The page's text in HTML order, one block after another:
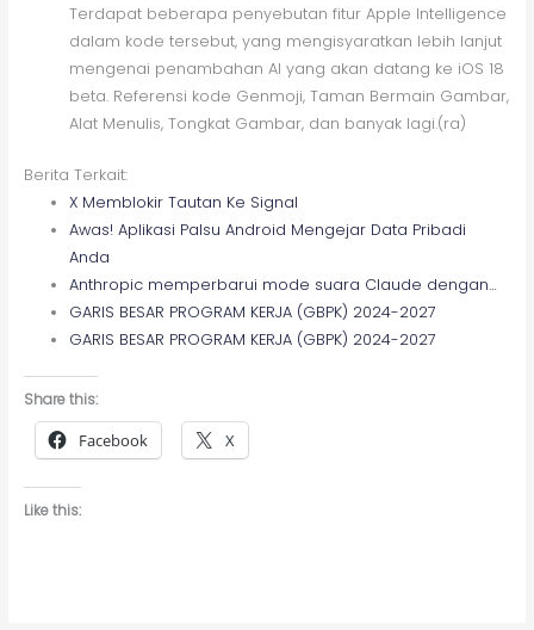
Terdapat beberapa penyebutan fitur Apple Intelligence
dalam kode tersebut, yang mengisyaratkan lebih lanjut
mengenai penambahan AI yang akan datang ke iOS 18
beta. Referensi kode Genmoji, Taman Bermain Gambar,
Alat Menulis, Tongkat Gambar, dan banyak lagi.(ra)
Berita Terkait:
X Memblokir Tautan Ke Signal
Awas! Aplikasi Palsu Android Mengejar Data Pribadi
Anda
Anthropic memperbarui mode suara Claude dengan…
GARIS BESAR PROGRAM KERJA (GBPK) 2024-2027
GARIS BESAR PROGRAM KERJA (GBPK) 2024-2027
Share this:
Facebook X
Like this: